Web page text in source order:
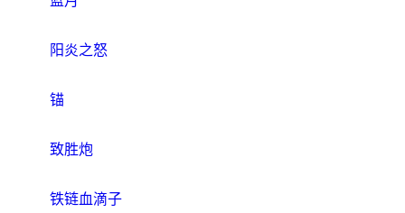
阳炎之怒
锚
致胜炮
铁链血滴子